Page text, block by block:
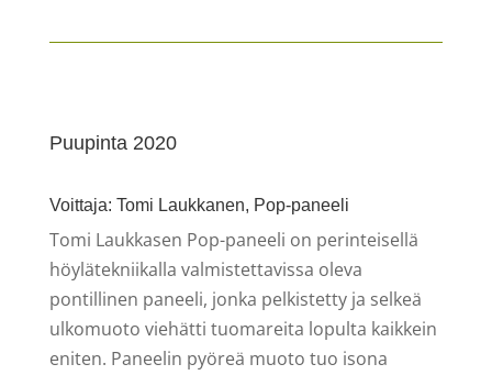
Puupinta 2020
Voittaja: Tomi Laukkanen, Pop-paneeli
Tomi Laukkasen Pop-paneeli on perinteisellä
höylätekniikalla valmistettavissa oleva
pontillinen paneeli, jonka pelkistetty ja selkeä
ulkomuoto viehätti tuomareita lopulta kaikkein
eniten. Paneelin pyöreä muoto tuo isona